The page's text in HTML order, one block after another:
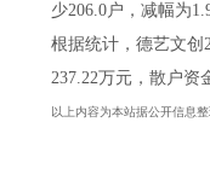
少206.0户，减幅为
根据统计，德艺文创
237.22万元，散户资
以上内容为本站据公开信息